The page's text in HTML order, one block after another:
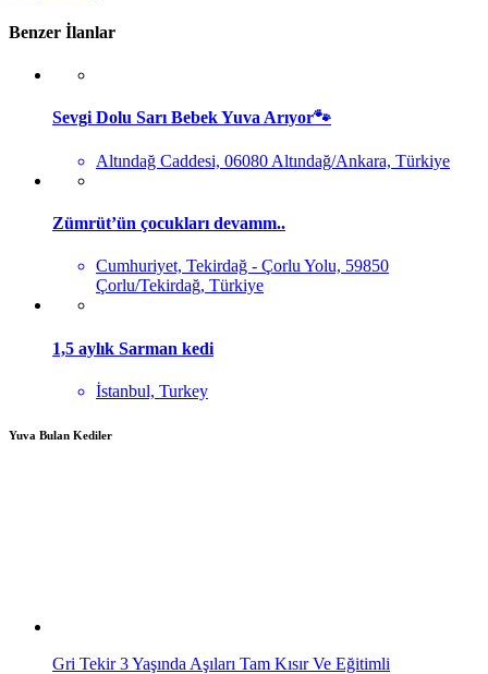
Benzer İlanlar
Sevgi Dolu Sarı Bebek Yuva Arıyor🐾
Altındağ Caddesi, 06080 Altındağ/Ankara, Türkiye
Zümrüt’ün çocukları devamm..
Cumhuriyet, Tekirdağ - Çorlu Yolu, 59850
Çorlu/Tekirdağ, Türkiye
1,5 aylık Sarman kedi
İstanbul, Turkey
Yuva Bulan Kediler
Gri Tekir 3 Yaşında Aşıları Tam Kısır Ve Eğitimli